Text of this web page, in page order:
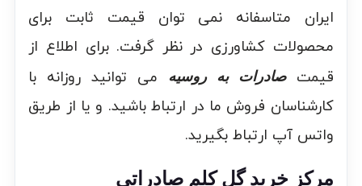
ایران متاسفانه نمی توان قیمت ثابت برای
محصولات کشاورزی در نظر گرفت. برای اطلاع از
قیمتصادرات به روسیه
می توانید روزانه با
کارشناسان فروش ما در ارتباط باشید. و یا از طریق
واتس آپ ارتباط بگیرید.
مرکز خرید گل کلم صادراتی